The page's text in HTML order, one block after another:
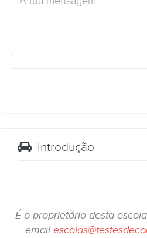
Introdução
É o proprietário desta
email